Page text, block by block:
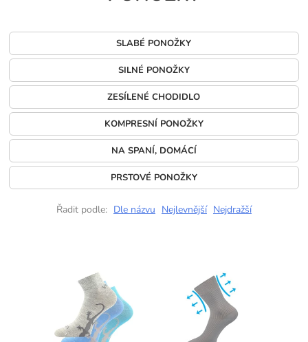
SLABÉ PONOŽKY
SILNÉ PONOŽKY
ZESÍLENÉ CHODIDLO
KOMPRESNÍ PONOŽKY
NA SPANÍ, DOMÁCÍ
PRSTOVÉ PONOŽKY
Řadit podle: Dle názvu Nejlevnější Nejdražší